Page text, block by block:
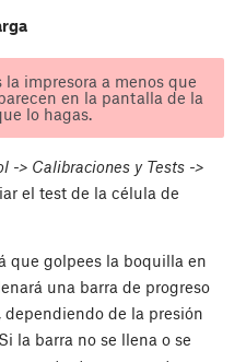
impresora a menos que
en la pantalla de la
lo hagas.
-> Calibraciones y Tests ->
el test de la célula de
que golpees la boquilla en
una barra de progreso
de la presión
la barra no se llena o se